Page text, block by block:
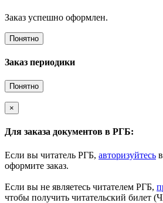
Заказ успешно оформлен.
Понятно
Заказ периодики
Понятно
×
Для заказа документов в РГБ:
Если вы читатель РГБ, авторизуйтесь
оформите заказ.
Если вы не являетесь читателем РГБ,
чтобы получить читательский билет